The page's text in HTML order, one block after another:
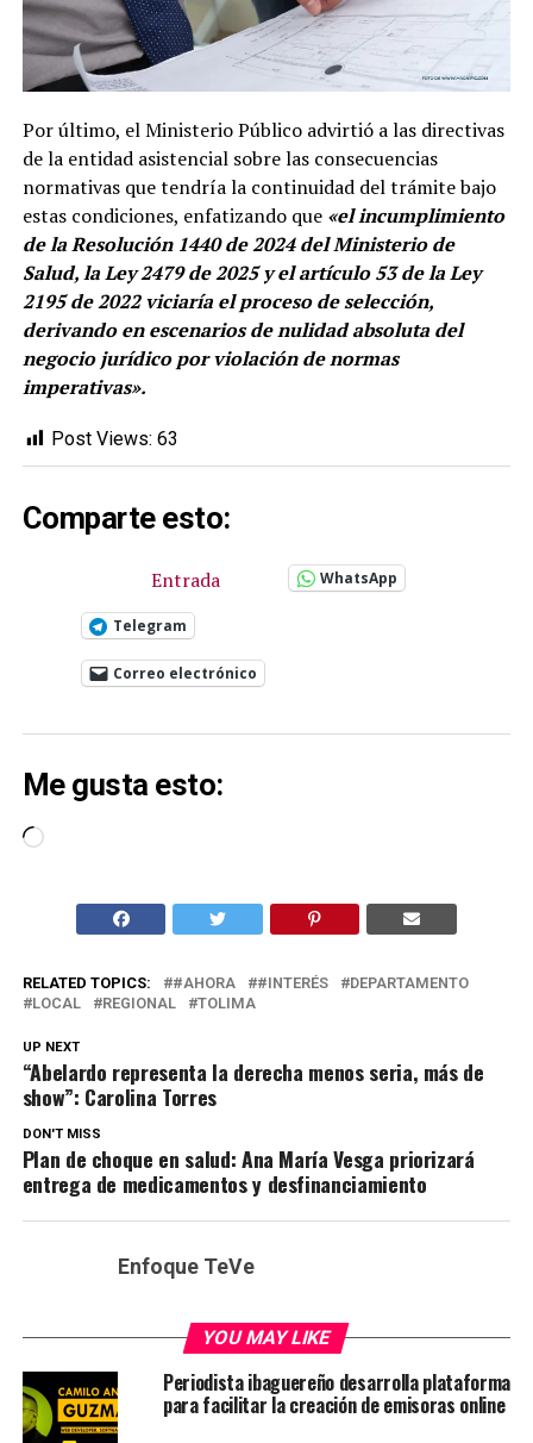
Por último, el Ministerio Público advirtió a las directivas
de la entidad asistencial sobre las consecuencias
normativas que tendría la continuidad del trámite bajo
estas condiciones, enfatizando que «el incumplimiento
de la Resolución 1440 de 2024 del Ministerio de
Salud, la Ley 2479 de 2025 y el artículo 53 de la Ley
2195 de 2022 viciaría el proceso de selección,
derivando en escenarios de nulidad absoluta del
negocio jurídico por violación de normas
imperativas».
Post Views: 63
Comparte esto:
Entrada WhatsApp
Telegram
Correo electrónico
Me gusta esto:
Cargando...
RELATED TOPICS: #AHORA #INTERÉS
DEPARTAMENTO
LOCAL
REGIONAL TOLIMA
UP NEXT
“Abelardo representa la derecha menos seria, más de
show”: Carolina Torres
DON'T MISS
Plan de choque en salud: Ana María Vesga priorizará
entrega de medicamentos y desfinanciamiento
Enfoque TeVe
YOU MAY LIKE
Periodista ibaguereño desarrolla plataforma
para facilitar la creación de emisoras online